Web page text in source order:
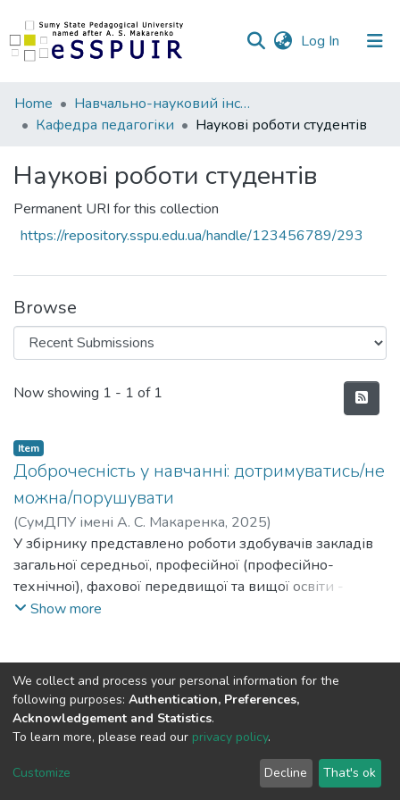
Log In (current)
Communities
&
All of DSpace
Statistics
Home
Навчально-науковий інститут педагогіки і психології
Кафедра педагогіки
Наукові роботи студентів
Наукові роботи студентів
Permanent URI for this collection
https://repository.sspu.edu.ua/handle/123456789/293
Browse
Recent Submissions
Now showing 1 - 1 of 1
Item
Доброчесність у навчанні: дотримуватись/не
можна/порушувати
(СумДПУ імені А. С. Макаренка, 2025)
У збірнику представлено роботи здобувачів закладів
загальної середньої, професійної (професійно-
технічної), фахової передвищої та вищої освіти -
учасників усеукраїнського конкурсу есе
стосовно дотримання академічної доброчесності,
академічної відповідальності етики й толерантності в
освітньому просторі закладу.
Show more
DSpace software and SSPU named after A.S. Makarenko
LYRASIS
Send Feedback
We collect and process your personal information for the
following purposes: Authentication, Preferences,
Acknowledgement and Statistics.
To learn more, please read our privacy policy.
Customize Decline That's ok